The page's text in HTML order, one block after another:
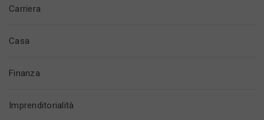
Carriera
Casa
Finanza
Imprenditorialità